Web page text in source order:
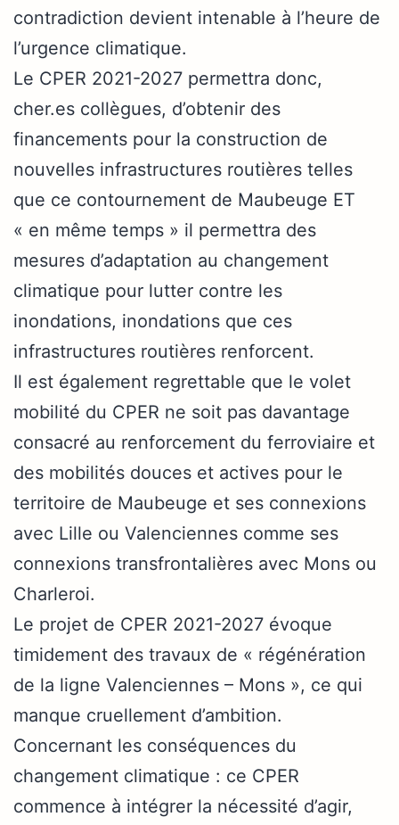
contradiction devient intenable à l’heure de
l’urgence climatique.
Le CPER 2021-2027 permettra donc,
cher.es collègues, d’obtenir des
financements pour la construction de
nouvelles infrastructures routières telles
que ce contournement de Maubeuge ET
« en même temps » il permettra des
mesures d’adaptation au changement
climatique pour lutter contre les
inondations, inondations que ces
infrastructures routières renforcent.
Il est également regrettable que le volet
mobilité du CPER ne soit pas davantage
consacré au renforcement du ferroviaire et
des mobilités douces et actives pour le
territoire de Maubeuge et ses connexions
avec Lille ou Valenciennes comme ses
connexions transfrontalières avec Mons ou
Charleroi.
Le projet de CPER 2021-2027 évoque
timidement des travaux de « régénération
de la ligne Valenciennes – Mons », ce qui
manque cruellement d’ambition.
Concernant les conséquences du
changement climatique : ce CPER
commence à intégrer la nécessité d’agir,